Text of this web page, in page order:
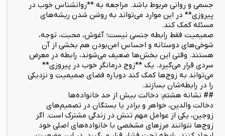
جسمی و روانی مربوط باشد. مراجعه به **روانشناس خوب در
پیروزی** در این موارد می‌تواند به روشن شدن ریشه‌های
مسئله کمک کند.
صمیمیت فقط رابطه جنسی نیست؛ آغوش، محبت، توجه،
شوخی‌های دوستانه و احساس امن‌بودن هم بخشی از آن
هستند. وقتی این بخش‌ها ضعیف می‌شوند، رابطه در معرض
سردی قرار می‌گیرد. یک **زوج درمانگر خوب در پیروزی**
می‌تواند به زوج‌ها کمک کند دوباره فضای صمیمیت و نزدیکی
را در رابطه‌شان بسازند.
## نشانه هشتم: دخالت بیش از حد خانواده‌ها
دخالت والدین، خواهر و برادر یا بستگان در تصمیم‌های
زوجین، یکی از عوامل مهم تنش در زندگی مشترک است. اگر
زوج‌ها نتوانند مرزهای مشخصی با خانواده‌های اصلی خود